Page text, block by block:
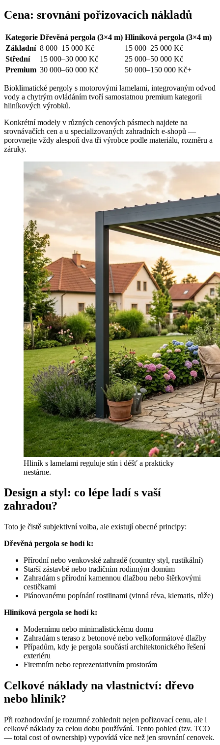
Cena: srovnání pořizovacích nákladů
Kategorie Dřevěná pergola (3×4 m) Hliníková pergola (3×4 m)
Základní 8 000–15 000 Kč
15 000–25 000 Kč
Střední
15 000–30 000 Kč
25 000–50 000 Kč
Premium 30 000–60 000 Kč 50 000–150 000 Kč+
Bioklimatické pergoly s motorovými lamelami, integrovaným odvod
vody a chytrým ovládáním tvoří samostatnou premium kategorii
hliníkových výrobků.
Konkrétní modely v různých cenových pásmech najdete na
srovnávačích cen a u specializovaných zahradních e-shopů —
porovnejte vždy alespoň dva tři výrobce podle materiálu, rozměru a
záruky.
Hliník s lamelami reguluje stín i déšť a prakticky
nestárne.
Design a styl: co lépe ladí s vaší
zahradou?
Toto je čistě subjektivní volba, ale existují obecné principy:
Dřevěná pergola se hodí k:
Přírodní nebo venkovské zahradě (country styl, rustikální)
Starší zástavbě nebo tradičním rodinným domům
Zahradám s přírodní kamennou dlažbou nebo štěrkovými
cestičkami
Plánovanému popínání rostlinami (vinná réva, klematis, růže)
Hliníková pergola se hodí k:
Modernímu nebo minimalistickému domu
Zahradám s teraso z betonové nebo velkoformátové dlažby
Případům, kdy je pergola součástí architektonického řešení
exteriéru
Firemním nebo reprezentativním prostorám
Celkové náklady na vlastnictví: dřevo
nebo hliník?
Při rozhodování je rozumné zohlednit nejen pořizovací cenu, ale i
celkové náklady za celou dobu používání. Tento pohled (tzv. TCO
— total cost of ownership) vypovídá více než jen srovnání cenovek.